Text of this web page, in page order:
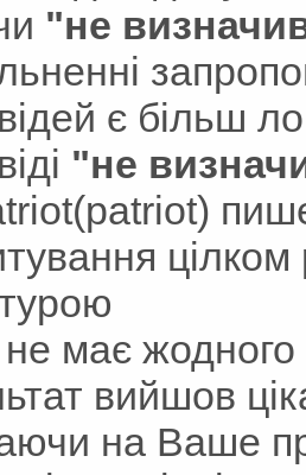
"не
є більш
"не
цілком
має
вийшов
на Ваше